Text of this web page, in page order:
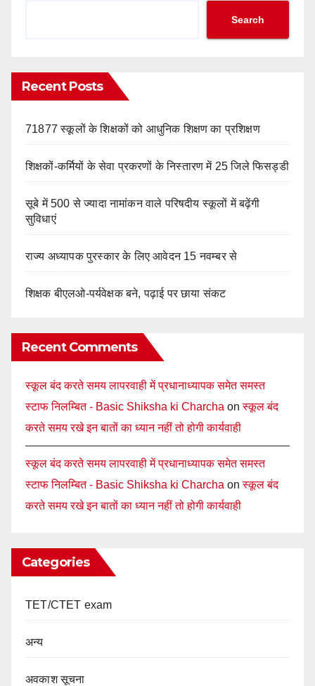
Search
Recent Posts
71877 स्कूलों के शिक्षकों को आधुनिक शिक्षण का प्रशिक्षण
शिक्षकों-कर्मियों के सेवा प्रकरणों के निस्तारण में 25 जिले फिसड्डी
सूबे में 500 से ज्यादा नामांकन वाले परिषदीय स्कूलों में बढ़ेंगी
सुविधाएं
राज्य अध्यापक पुरस्कार के लिए आवेदन 15 नवम्बर से
शिक्षक बीएलओ-पर्यवेक्षक बने, पढ़ाई पर छाया संकट
Recent Comments
स्कूल बंद करते समय लापरवाही में प्रधानाध्यापक समेत समस्त
स्टाफ निलम्बित - Basic Shiksha ki Charcha onस्कूल बंद
करते समय रखे इन बातों का ध्यान नहीं तो होगी कार्यवाही
स्कूल बंद करते समय लापरवाही में प्रधानाध्यापक समेत समस्त
स्टाफ निलम्बित - Basic Shiksha ki Charcha onस्कूल बंद
करते समय रखे इन बातों का ध्यान नहीं तो होगी कार्यवाही
Categories
TET/CTET exam
अन्य
अवकाश सूचना